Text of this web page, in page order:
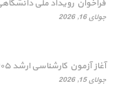
فراخوان رویداد ملی
جولای 16, 2026
آغاز آزمون کارشناسی ارشد ۱۴۰۵ از فردا
جولای 15, 2026